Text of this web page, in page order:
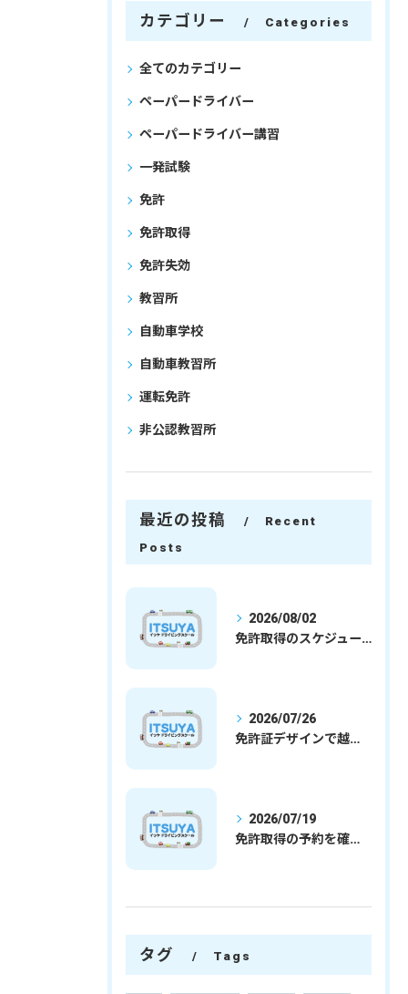
カテゴリー Categories
全てのカテゴリー
ペーパードライバー
ペーパードライバー講習
一発試験
免許
免許取得
免許失効
教習所
自動車学校
自動車教習所
運転免許
非公認教習所
最近の投稿
Recent
Posts
2026/08/02
免許取得のスケジュールを徹底解説学生社会人の通学合宿別プランで最短取得のコツ
2026/07/26
免許証デザインで越谷市愛を表現する埼玉県さいたま市越谷市の免許取得完全ガイド
2026/07/19
免許取得の予約を確実に取るための最新ガイドと一発試験合格の実践法
タグ Tags